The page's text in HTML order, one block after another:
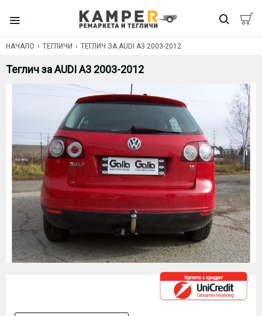
НАЧАЛО ТЕГЛИЧИ ТЕГЛИЧ ЗА AUDI A3 2003-2012
Теглич за AUDI A3 2003-2012